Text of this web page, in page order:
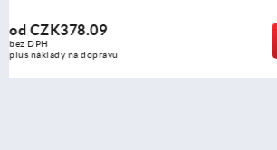
odCZK731.59
plus náklady na dopravu